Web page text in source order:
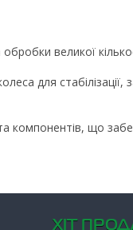
великої
для стабілізації,
компонентів, що
ХIТ